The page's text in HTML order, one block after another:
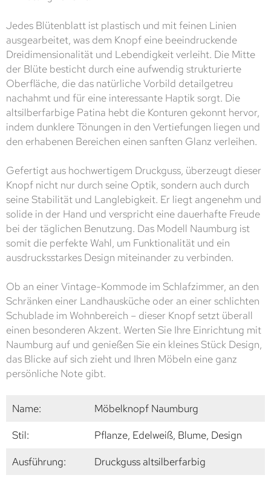
Jedes Blütenblatt ist plastisch und mit feinen Linien
ausgearbeitet, was dem Knopf eine beeindruckende
Dreidimensionalität und Lebendigkeit verleiht. Die Mitte
der Blüte besticht durch eine aufwendig strukturierte
Oberfläche, die das natürliche Vorbild detailgetreu
nachahmt und für eine interessante Haptik sorgt. Die
altsilberfarbige Patina hebt die Konturen gekonnt hervor,
indem dunklere Tönungen in den Vertiefungen liegen und
den erhabenen Bereichen einen sanften Glanz verleihen.
Gefertigt aus hochwertigem Druckguss, überzeugt dieser
Knopf nicht nur durch seine Optik, sondern auch durch
seine Stabilität und Langlebigkeit. Er liegt angenehm und
solide in der Hand und verspricht eine dauerhafte Freude
bei der täglichen Benutzung. Das Modell Naumburg ist
somit die perfekte Wahl, um Funktionalität und ein
ausdrucksstarkes Design miteinander zu verbinden.
Ob an einer Vintage-Kommode im Schlafzimmer, an den
Schränken einer Landhausküche oder an einer schlichten
Schublade im Wohnbereich – dieser Knopf setzt überall
einen besonderen Akzent. Werten Sie Ihre Einrichtung mit
Naumburg auf und genießen Sie ein kleines Stück Design,
das Blicke auf sich zieht und Ihren Möbeln eine ganz
persönliche Note gibt.
Name:
Möbelknopf Naumburg
Stil:
Pflanze, Edelweiß, Blume, Design
Ausführung:
Druckguss altsilberfarbig